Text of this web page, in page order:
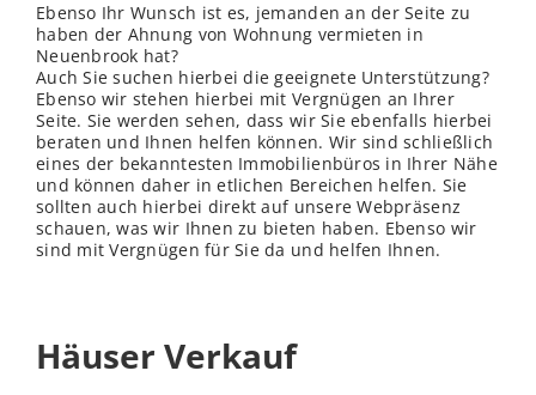
Ebenso Ihr Wunsch ist es, jemanden an der Seite zu
haben der Ahnung von Wohnung vermieten in
Neuenbrook hat?
Auch Sie suchen hierbei die geeignete Unterstützung?
Ebenso wir stehen hierbei mit Vergnügen an Ihrer
Seite. Sie werden sehen, dass wir Sie ebenfalls hierbei
beraten und Ihnen helfen können. Wir sind schließlich
eines der bekanntesten Immobilienbüros in Ihrer Nähe
und können daher in etlichen Bereichen helfen. Sie
sollten auch hierbei direkt auf unsere Webpräsenz
schauen, was wir Ihnen zu bieten haben. Ebenso wir
sind mit Vergnügen für Sie da und helfen Ihnen.
Häuser Verkauf